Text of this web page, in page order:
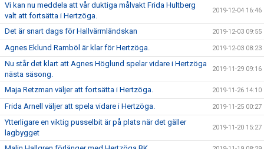
Vi kan nu meddela att vår duktiga målvakt Frida Hultberg
valt att fortsätta i Hertzöga.
2019-12-04 16:46
Det är snart dags för Hallvärmländskan 2019-12-03 09:55
Agnes Eklund Ramböl är klar för Hertzöga. 2019-12-03 08:23
Nu står det klart att Agnes Höglund spelar vidare i Hertzöga
nästa säsong.
2019-11-29 09:16
Maja Retzman väljer att fortsätta i Hertzöga. 2019-11-26 14:10
Frida Arnell väljer att spela vidare i Hertzöga. 2019-11-25 00:27
Ytterligare en viktig pusselbit är på plats när det gäller
lagbygget
2019-11-20 15:27